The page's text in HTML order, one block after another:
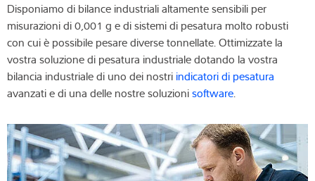
Notizie
Ricerca dei prodotti
Disponiamo di bilance industriali altamente sensibili per
misurazioni di 0,001 g e di sistemi di pesatura molto robusti
con cui è possibile pesare diverse tonnellate. Ottimizzate la
vostra soluzione di pesatura industriale dotando la vostra
bilancia industriale di uno dei nostri indicatori di pesatura
avanzati e di una delle nostre soluzionisoftware.